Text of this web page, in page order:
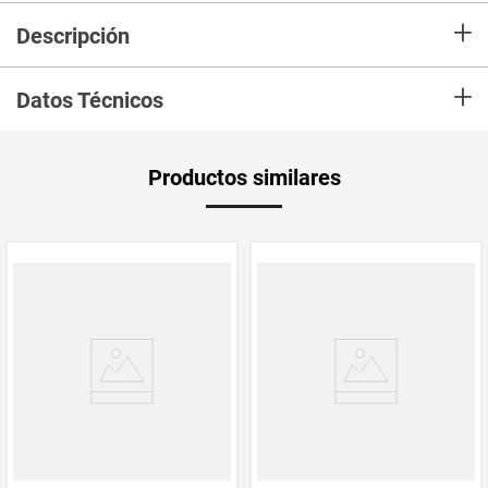
Descripción +
Datos Técnicos +
Productos similares